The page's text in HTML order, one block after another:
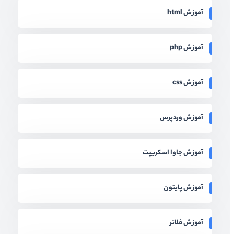
آموزش html
آموزش php
آموزش css
آموزش وردپرس
آموزش جاوا اسکریپت
آموزش پایتون
آموزش فلاتر